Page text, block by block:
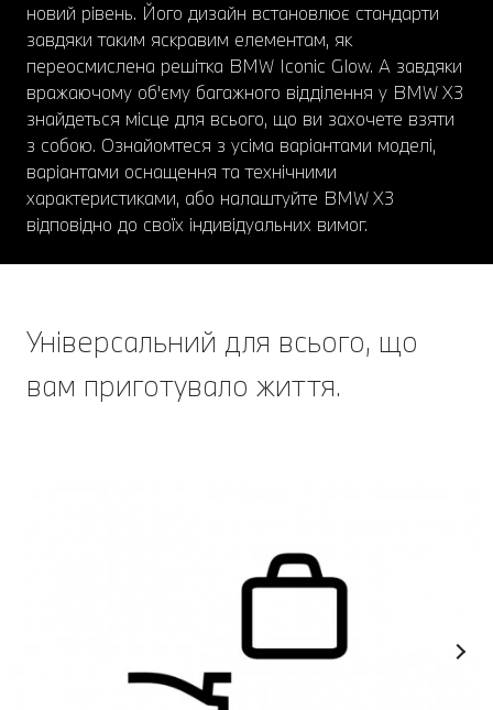
новий рівень. Його дизайн встановлює стандарти
завдяки таким яскравим елементам, як
переосмислена решітка BMW Iconic Glow. А завдяки
вражаючому об'єму багажного відділення у BMW X3
знайдеться місце для всього, що ви захочете взяти
з собою. Ознайомтеся з усіма варіантами моделі,
варіантами оснащення та технічними
характеристиками, або налаштуйте BMW X3
відповідно до своїх індивідуальних вимог.
Універсальний для всього, що
вам приготувало життя.